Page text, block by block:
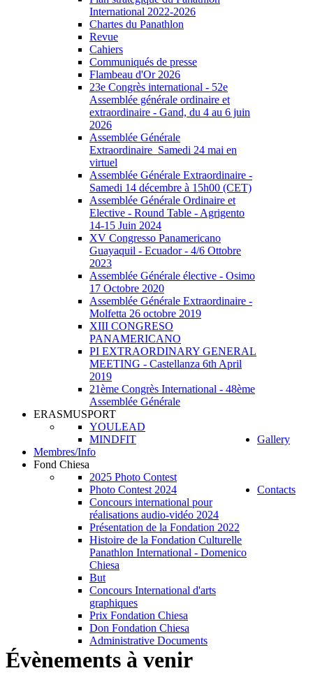
International 2022-2026
Chartes du Panathlon
Revue
Cahiers
Communiqués de presse
Flambeau d'Or 2026
23e Congrès international - 52e
Assemblée générale ordinaire et
extraordinaire - Gand, du 4 au 6 juin
2026
Assemblée Générale
Extraordinaire_Samedi 24 mai en
virtuel
Assemblée Générale Extraordinaire -
Samedi 14 décembre à 15h00 (CET)
Assemblée Générale Ordinaire et
Elective - Round Table - Agrigento
14-15 Juin 2024
XV Congresso Panamericano
Guayaquil - Ecuador - 4/6 Ottobre
2023
Assemblée Générale élective - Osimo
17 Octobre 2020
Assemblée Générale Extraordinaire -
Molfetta 26 octobre 2019
XIII CONGRESO
PANAMERICANO
PI EXTRAORDINARY GENERAL
MEETING - Castellanza 6th April
2019
21ème Congrès International - 48ème
Assemblée Générale
ERASMUSPORT
YOULEAD
MINDFIT
Gallery
Membres/Info
Fond Chiesa
2025 Photo Contest
Photo Contest 2024
Concours international pour
réalisations audio-vidéo 2024
Présentation de la Fondation 2022
Histoire de la Fondation Culturelle
Panathlon International - Domenico
Chiesa
But
Concours International d'arts
graphiques
Prix Fondation Chiesa
Don Fondation Chiesa
Administrative Documents
Contacts
Évènements à venir